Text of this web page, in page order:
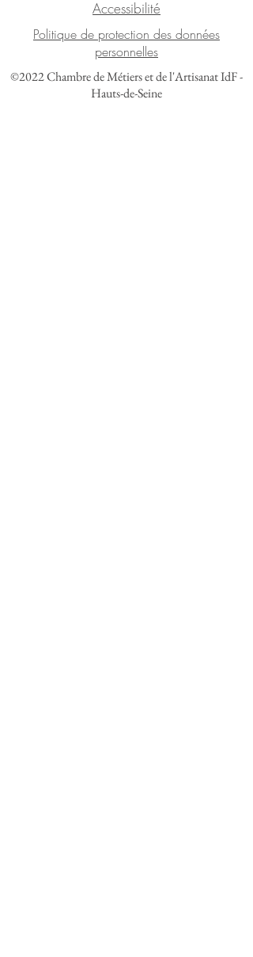
Accessibilité
Politique de protection des données
personnelles
©2022 Chambre de Métiers et de l'Artisanat IdF -
Hauts-de-Seine